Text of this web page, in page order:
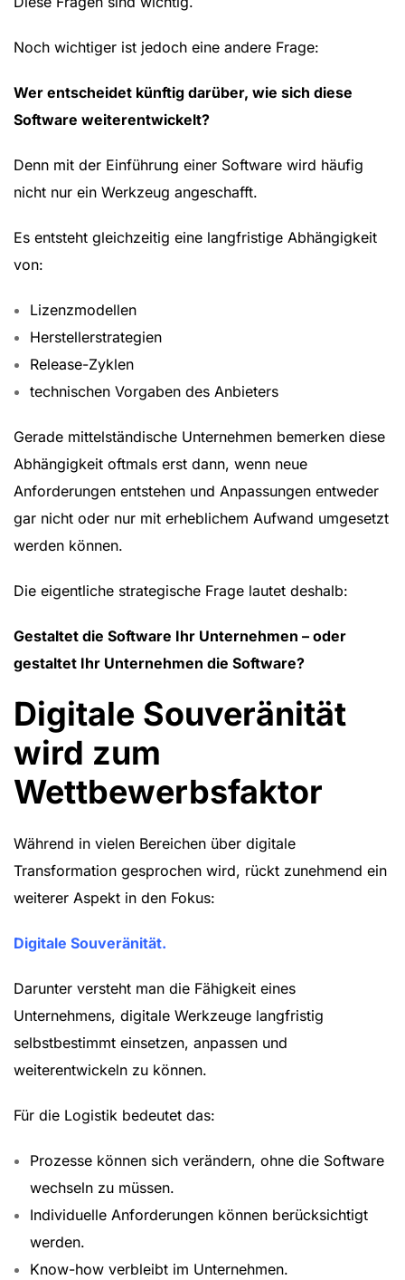
Noch wichtiger ist jedoch eine andere Frage:
Wer entscheidet künftig darüber, wie sich diese
Software weiterentwickelt?
Denn mit der Einführung einer Software wird häufig
nicht nur ein Werkzeug angeschafft.
Es entsteht gleichzeitig eine langfristige Abhängigkeit
von:
Lizenzmodellen
Herstellerstrategien
Release-Zyklen
technischen Vorgaben des Anbieters
Gerade mittelständische Unternehmen bemerken diese
Abhängigkeit oftmals erst dann, wenn neue
Anforderungen entstehen und Anpassungen entweder
gar nicht oder nur mit erheblichem Aufwand umgesetzt
werden können.
Die eigentliche strategische Frage lautet deshalb:
Gestaltet die Software Ihr Unternehmen – oder
gestaltet Ihr Unternehmen die Software?
Digitale Souveränität
wird zum
Wettbewerbsfaktor
Während in vielen Bereichen über digitale
Transformation gesprochen wird, rückt zunehmend ein
weiterer Aspekt in den Fokus:
Digitale Souveränität.
Darunter versteht man die Fähigkeit eines
Unternehmens, digitale Werkzeuge langfristig
selbstbestimmt einsetzen, anpassen und
weiterentwickeln zu können.
Für die Logistik bedeutet das:
Prozesse können sich verändern, ohne die Software
wechseln zu müssen.
Individuelle Anforderungen können berücksichtigt
werden.
Know-how verbleibt im Unternehmen.